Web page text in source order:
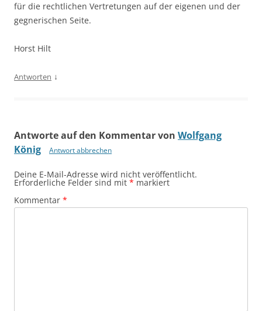
für die rechtlichen Vertretungen auf der eigenen und der
gegnerischen Seite.
Horst Hilt
Antworten ↓
Antworte auf den Kommentar von Wolfgang
König
Antwort abbrechen
Deine E-Mail-Adresse wird nicht veröffentlicht.
Erforderliche Felder sind mit * markiert
Kommentar *